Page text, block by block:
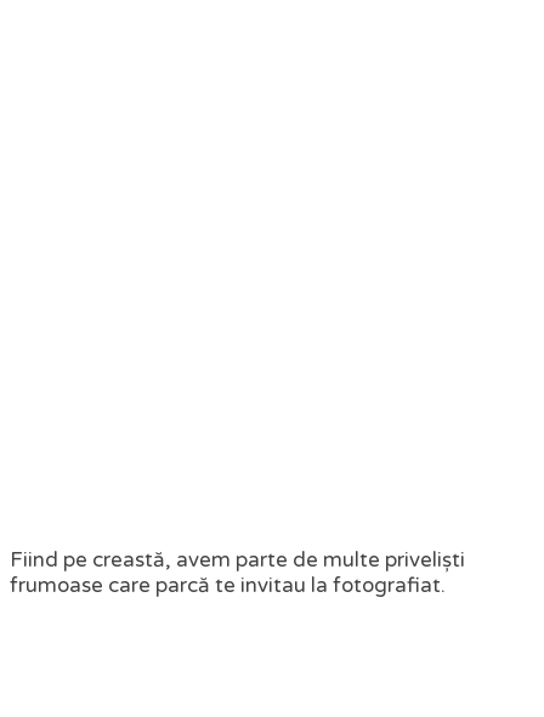
Fiind pe creastă, avem parte de multe priveliști
frumoase care parcă te invitau la fotografiat.